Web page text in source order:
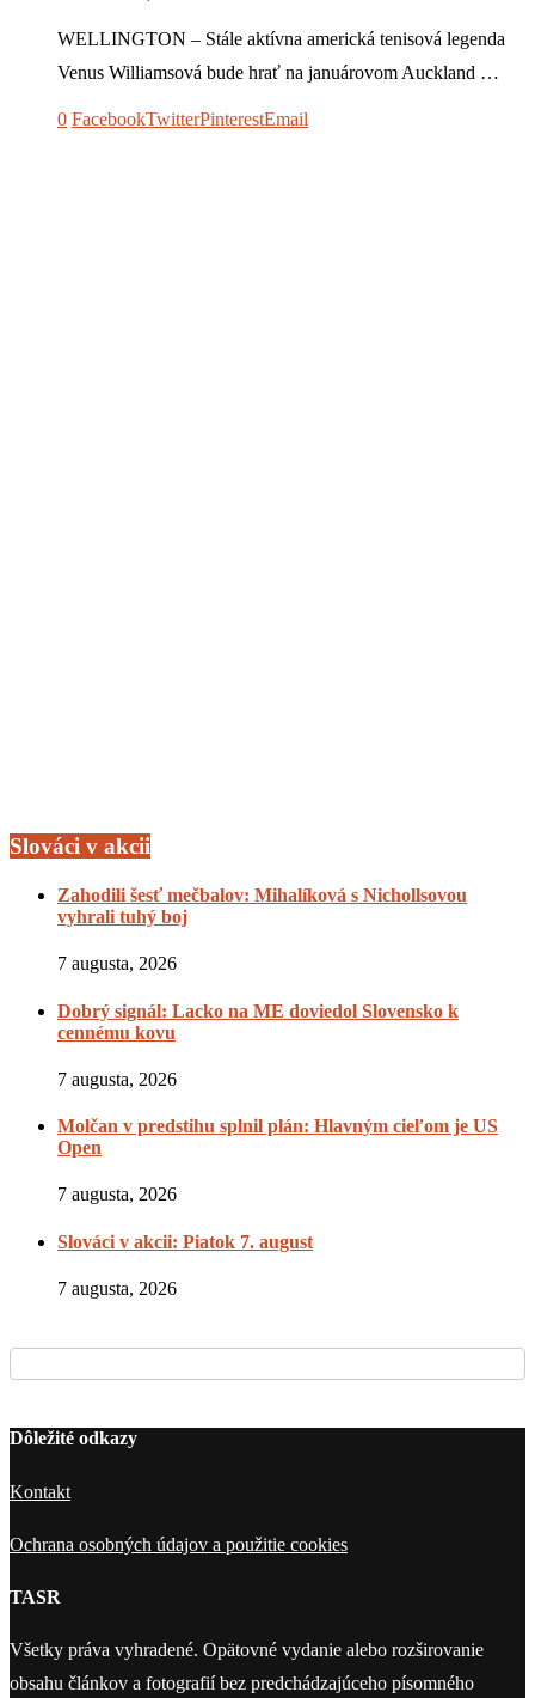
WELLINGTON – Stále aktívna americká tenisová legenda
Venus Williamsová bude hrať na januárovom Auckland …
0 FacebookTwitterPinterestEmail
Slováci v akcii
Zahodili šesť mečbalov: Mihalíková s Nichollsovou
vyhrali tuhý boj
7 augusta, 2026
Dobrý signál: Lacko na ME doviedol Slovensko k
cennému kovu
7 augusta, 2026
Molčan v predstihu splnil plán: Hlavným cieľom je US
Open
7 augusta, 2026
Slováci v akcii: Piatok 7. august
7 augusta, 2026
Dôležité odkazy
Kontakt
Ochrana osobných údajov a použitie cookies
TASR
Všetky práva vyhradené. Opätovné vydanie alebo rozširovanie
obsahu článkov a fotografií bez predchádzajúceho písomného